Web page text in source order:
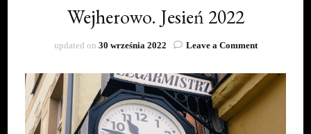
Wejherowo. Jesień 2022
updated on 30 września 2022 Leave a Commenton
Jesień
2022